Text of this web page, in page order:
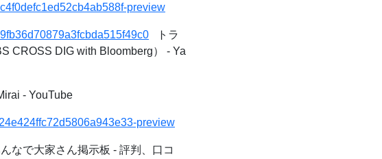
preview
トラ
CROSS DIG with Bloomberg） - Ya
- YouTube
preview
なで大家さん掲示板 - 評判、口コ